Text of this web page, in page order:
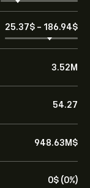
25.37‎$‎ - 186.94‎$‎
3.52M
54.27
948.63M‎$‎
0‎$‎ (0%)